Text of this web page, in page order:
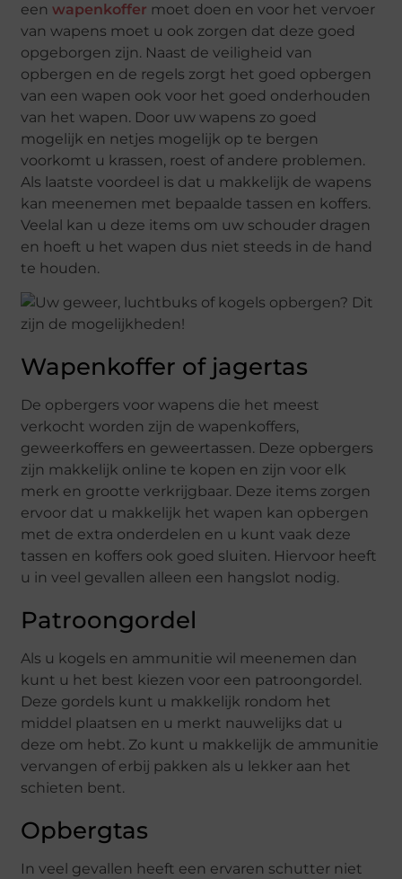
eenwapenkoffer moet doen en voor het vervoer
van wapens moet u ook zorgen dat deze goed
opgeborgen zijn. Naast de veiligheid van
opbergen en de regels zorgt het goed opbergen
van een wapen ook voor het goed onderhouden
van het wapen. Door uw wapens zo goed
mogelijk en netjes mogelijk op te bergen
voorkomt u krassen, roest of andere problemen.
Als laatste voordeel is dat u makkelijk de wapens
kan meenemen met bepaalde tassen en koffers.
Veelal kan u deze items om uw schouder dragen
en hoeft u het wapen dus niet steeds in de hand
te houden.
Wapenkoffer of jagertas
De opbergers voor wapens die het meest
verkocht worden zijn de wapenkoffers,
geweerkoffers en geweertassen. Deze opbergers
zijn makkelijk online te kopen en zijn voor elk
merk en grootte verkrijgbaar. Deze items zorgen
ervoor dat u makkelijk het wapen kan opbergen
met de extra onderdelen en u kunt vaak deze
tassen en koffers ook goed sluiten. Hiervoor heeft
u in veel gevallen alleen een hangslot nodig.
Patroongordel
Als u kogels en ammunitie wil meenemen dan
kunt u het best kiezen voor een patroongordel.
Deze gordels kunt u makkelijk rondom het
middel plaatsen en u merkt nauwelijks dat u
deze om hebt. Zo kunt u makkelijk de ammunitie
vervangen of erbij pakken als u lekker aan het
schieten bent.
Opbergtas
In veel gevallen heeft een ervaren schutter niet